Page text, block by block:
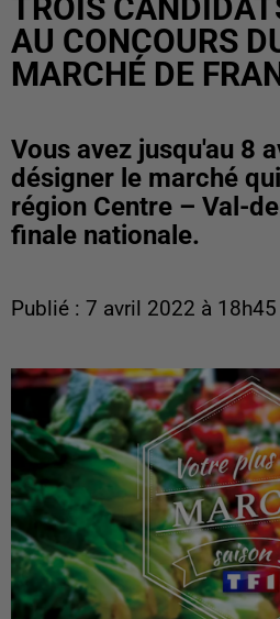
TROIS
AU CONCOURS
MARCHÉ DE
Vous avez jusqu'au 8
désigner le marché
région Centre – Val-
finale nationale.
Publié : 7 avril 2022 à 18h45